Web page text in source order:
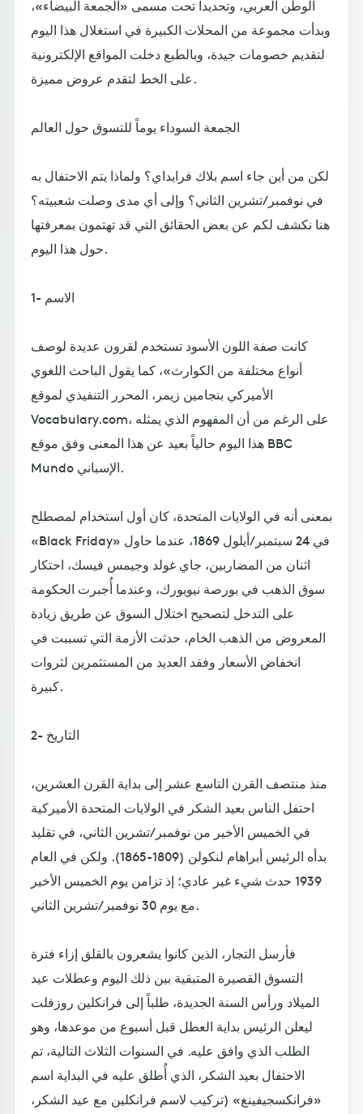
الوطن العربي، وتحديداً تحت مسمى «الجمعة البيضاء»،
وبدأت مجموعة من المحلات الكبيرة في استغلال هذا اليوم
لتقديم خصومات جيدة، وبالطبع دخلت المواقع الإلكترونية
على الخط لتقدم عروض مميزة.
الجمعة السوداء يوماً للتسوق حول العالم
لكن من أين جاء اسم بلاك فرايداي؟ ولماذا يتم الاحتفال به
في نوفمبر/تشرين الثاني؟ وإلى أي مدى وصلت شعبيته؟
هنا نكشف لكم عن بعض الحقائق التي قد تهتمون بمعرفتها
حول هذا اليوم.
1- الاسم
كانت صفة اللون الأسود تستخدم لقرون عديدة لوصف
أنواع مختلفة من الكوارث»، كما يقول الباحث اللغوي
الأميركي بنجامين زيمر، المحرر التنفيذي لموقع
Vocabulary.com، على الرغم من أن المفهوم الذي يمثله
هذا اليوم حالياً بعيد عن هذا المعنى وفق موقع BBC
Mundo الإسباني.
بمعنى أنه في الولايات المتحدة، كان أول استخدام لمصطلح
«Black Friday» في 24 سبتمبر/أيلول 1869، عندما حاول
اثنان من المضاربين، جاي غولد وجيمس فيسك، احتكار
سوق الذهب في بورصة نيويورك، وعندما أُجبرت الحكومة
على التدخل لتصحيح اختلال السوق عن طريق زيادة
المعروض من الذهب الخام، حدثت الأزمة التي تسببت في
انخفاض الأسعار وفقد العديد من المستثمرين لثروات
كبيرة.
2- التاريخ
منذ منتصف القرن التاسع عشر إلى بداية القرن العشرين،
احتفل الناس بعيد الشكر في الولايات المتحدة الأميركية
في الخميس الأخير من نوفمبر/تشرين الثاني، في تقليد
بدأه الرئيس أبراهام لنكولن (1809-1865). ولكن في العام
1939 حدث شيء غير عادي؛ إذ تزامن يوم الخميس الأخير
مع يوم 30 نوفمبر/تشرين الثاني.
فأرسل التجار، الذين كانوا يشعرون بالقلق إزاء فترة
التسوق القصيرة المتبقية بين ذلك اليوم وعطلات عيد
الميلاد ورأس السنة الجديدة، طلباً إلى فرانكلين روزفلت
ليعلن الرئيس بداية العطل قبل أسبوع من موعدها، وهو
الطلب الذي وافق عليه. في السنوات الثلاث التالية، تم
الاحتفال بعيد الشكر، الذي أُطلق عليه في البداية اسم
«فرانكسجيفينغ» (تركيب لاسم فرانكلين مع عيد الشكر،